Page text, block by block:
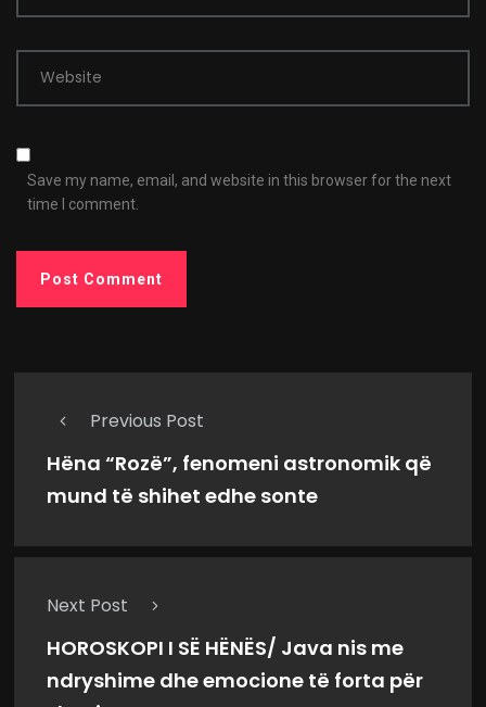
Website
Save my name, email, and website in this browser for the next
time I comment.
Previous Post
Hëna “Rozë”, fenomeni astronomik që
mund të shihet edhe sonte
Next Post
HOROSKOPI I SË HËNËS/ Java nis me
ndryshime dhe emocione të forta për